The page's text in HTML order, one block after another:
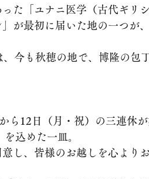
た「ユナニ医学（古代ギリ
が最初に届いた地の一つが
今も秋穂の地で、博隆の包
ら12日（月・祝）の三連休が
込めた一皿。
し、皆様のお越しを心より